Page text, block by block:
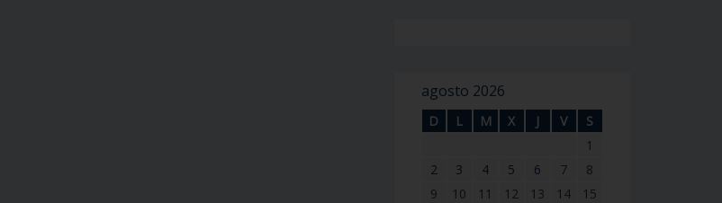
agosto 2026
D L M X J V
S
1
2
3 4 5 6 7
8
9
10 11 12 13 14
15